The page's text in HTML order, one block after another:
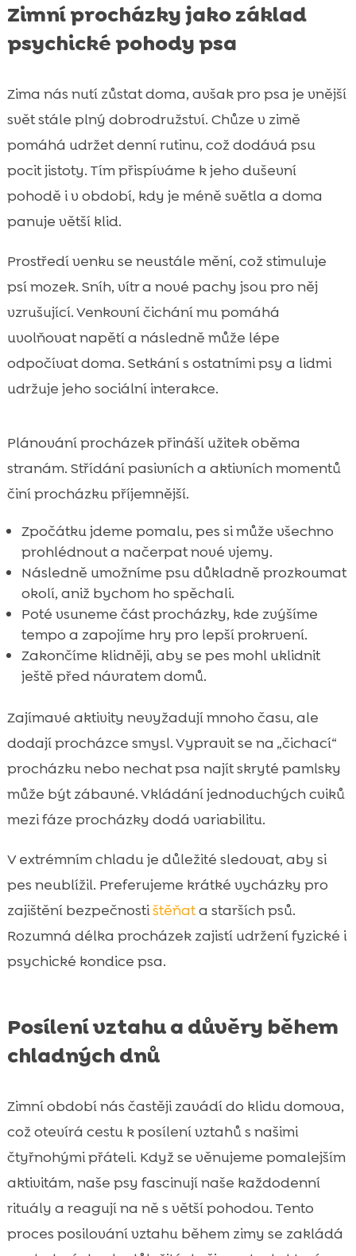
Zimní procházky jako základ
psychické pohody psa
Zima nás nutí zůstat doma, avšak pro psa je vnější
svět stále plný dobrodružství. Chůze v zimě
pomáhá udržet denní rutinu, což dodává psu
pocit jistoty. Tím přispíváme k jeho duševní
pohodě i v období, kdy je méně světla a doma
panuje větší klid.
Prostředí venku se neustále mění, což stimuluje
psí mozek. Sníh, vítr a nové pachy jsou pro něj
vzrušující. Venkovní čichání mu pomáhá
uvolňovat napětí a následně může lépe
odpočívat doma. Setkání s ostatními psy a lidmi
udržuje jeho sociální interakce.
Plánování procházek přináší užitek oběma
stranám. Střídání pasivních a aktivních momentů
činí procházku příjemnější.
Zpočátku jdeme pomalu, pes si může všechno
prohlédnout a načerpat nové vjemy.
Následně umožníme psu důkladně prozkoumat
okolí, aniž bychom ho spěchali.
Poté vsuneme část procházky, kde zvýšíme
tempo a zapojíme hry pro lepší prokrvení.
Zakončíme klidněji, aby se pes mohl uklidnit
ještě před návratem domů.
Zajímavé aktivity nevyžadují mnoho času, ale
dodají procházce smysl. Vypravit se na „čichací“
procházku nebo nechat psa najít skryté pamlsky
může být zábavné. Vkládání jednoduchých cviků
mezi fáze procházky dodá variabilitu.
V extrémním chladu je důležité sledovat, aby si
pes neublížil. Preferujeme krátké vycházky pro
zajištění bezpečnostištěňata starších psů.
Rozumná délka procházek zajistí udržení fyzické i
psychické kondice psa.
Posílení vztahu a důvěry během
chladných dnů
Zimní období nás častěji zavádí do klidu domova,
což otevírá cestu k posílení vztahů s našimi
čtyřnohými přáteli. Když se věnujeme pomalejším
aktivitám, naše psy fascinují naše každodenní
rituály a reagují na ně s větší pohodou. Tento
proces posilování vztahu během zimy se zakládá